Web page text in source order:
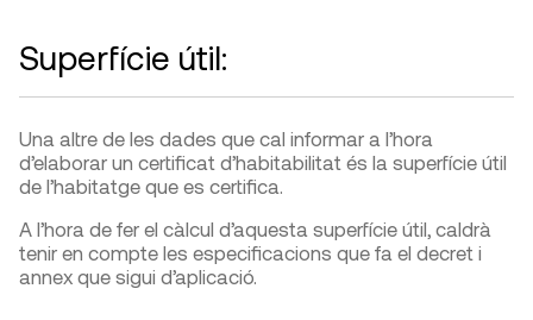
Superfície útil:
Una altre de les dades que cal informar a l’hora
d’elaborar un certificat d’habitabilitat és la superfície útil
de l’habitatge que es certifica.
A l’hora de fer el càlcul d’aquesta superfície útil, caldrà
tenir en compte les especificacions que fa el decret i
annex que sigui d’aplicació.